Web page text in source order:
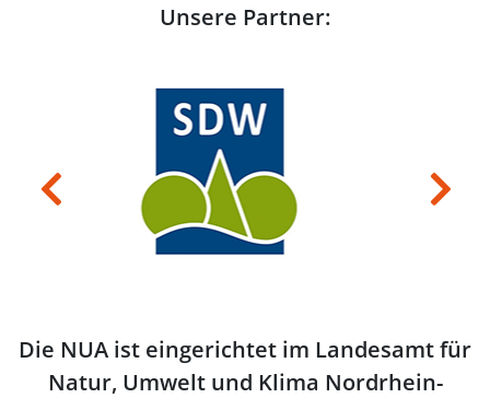
Die NUA ist eingerichtet im Landesamt für
Natur, Umwelt und Klima Nordrhein-
Unsere Partner:
Previous Next